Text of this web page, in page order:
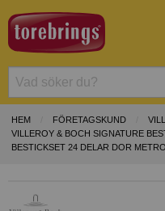
HEM FÖRETAGSKUND
VILLEROY & BOCH SIGNATURE
BESTICKSET 24 DELAR DOR